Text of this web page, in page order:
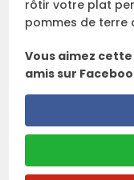
rôtir votre plat
pommes de terre
Vous aimez
amis sur